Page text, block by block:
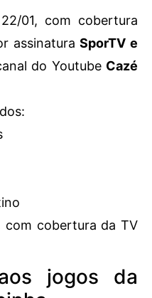
01, com cobertura
assinaturaSporTV e
do Youtube Cazé
com cobertura da TV
jogos da